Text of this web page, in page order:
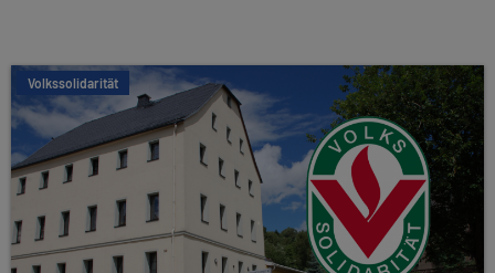
Volkssolidarität